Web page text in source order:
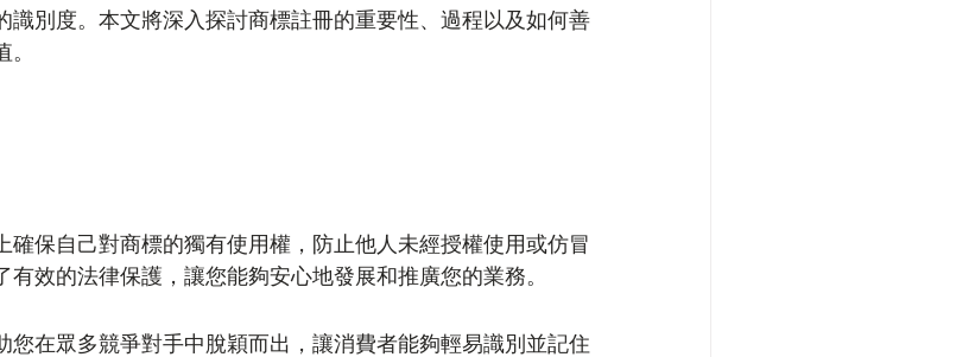
識別度。本文將深入探討商標註冊的重要性、過程以及如何善
確保自己對商標的獨有使用權，防止他人未經授權使用或仿冒
效的法律保護，讓您能夠安心地發展和推廣您的業務。
您在眾多競爭對手中脫穎而出，讓消費者能夠輕易識別並記住